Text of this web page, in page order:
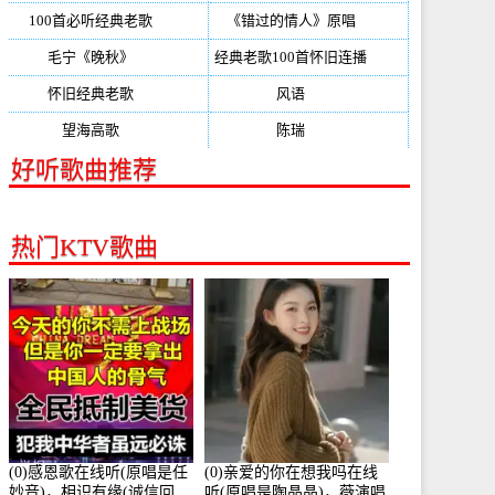
100首必听经典老歌(150) 《错过的情人》原唱
毛宁《晚秋》 经典老歌100首怀旧连播
怀旧经典老歌(133) 风语
望海高歌(131) 陈瑞
好听歌曲推荐
热门KTV歌曲
(0)感恩歌在线听(原唱是任
(0)亲爱的你在想我吗在线